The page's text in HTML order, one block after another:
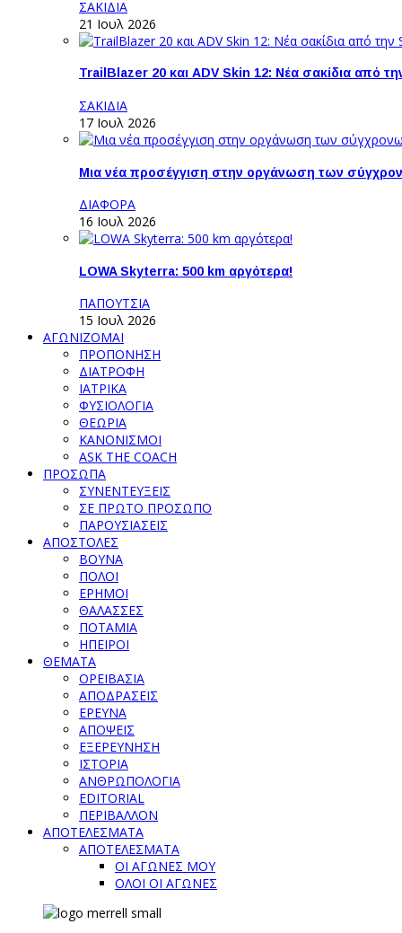
ΣΑΚΙΔΙΑ
21 Ιουλ 2026
TrailBlazer 20 και ADV Skin 12: Νέα σακίδια από
ΣΑΚΙΔΙΑ
17 Ιουλ 2026
Μια νέα προσέγγιση στην οργάνωση των
ΔΙΑΦΟΡΑ
16 Ιουλ 2026
LOWA Skyterra: 500 km αργότερα!
ΠΑΠΟΥΤΣΙΑ
15 Ιουλ 2026
ΑΓΩΝΙΖΟΜΑΙ
ΠΡΟΠΟΝΗΣΗ
ΔΙΑΤΡΟΦΗ
ΙΑΤΡΙΚΑ
ΦΥΣΙΟΛΟΓΙΑ
ΘΕΩΡΙΑ
ΚΑΝΟΝΙΣΜΟΙ
ASK THE COACH
ΠΡΟΣΩΠΑ
ΣΥΝΕΝΤΕΥΞΕΙΣ
ΣΕ ΠΡΩΤΟ ΠΡΟΣΩΠΟ
ΠΑΡΟΥΣΙΑΣΕΙΣ
ΑΠΟΣΤΟΛΕΣ
ΒΟΥΝΑ
ΠΟΛΟΙ
ΕΡΗΜΟΙ
ΘΑΛΑΣΣΕΣ
ΠΟΤΑΜΙΑ
ΗΠΕΙΡΟΙ
ΘΕΜΑΤΑ
ΟΡΕΙΒΑΣΙΑ
ΑΠΟΔΡΑΣΕΙΣ
ΕΡΕΥΝΑ
ΑΠΟΨΕΙΣ
ΕΞΕΡΕΥΝΗΣΗ
ΙΣΤΟΡΙΑ
ΑΝΘΡΩΠΟΛΟΓΙΑ
EDITORIAL
ΠΕΡΙΒΑΛΛΟΝ
ΑΠΟΤΕΛΕΣΜΑΤΑ
ΑΠΟΤΕΛΕΣΜΑΤΑ
ΟΙ ΑΓΩΝΕΣ ΜΟΥ
ΟΛΟΙ ΟΙ ΑΓΩΝΕΣ